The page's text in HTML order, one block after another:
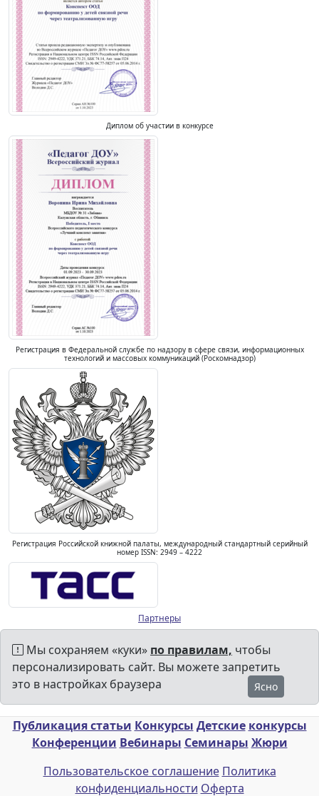
Диплом об участии в конкурсе
Регистрация в Федеральной службе по надзору в сфере связи, информационных
технологий и массовых коммуникаций (Роскомнадзор)
Регистрация Российской книжной палаты, международный стандартный серийный
номер ISSN: 2949 – 4222
Партнеры
Мы сохраняем «куки» по правилам, чтобы
персонализировать сайт. Вы можете запретить
это в настройках браузера
Ясно
Публикация статьи Конкурсы Детские конкурсы
Конференции Вебинары Семинары Жюри
Пользовательское соглашение Политика
конфиденциальности Оферта